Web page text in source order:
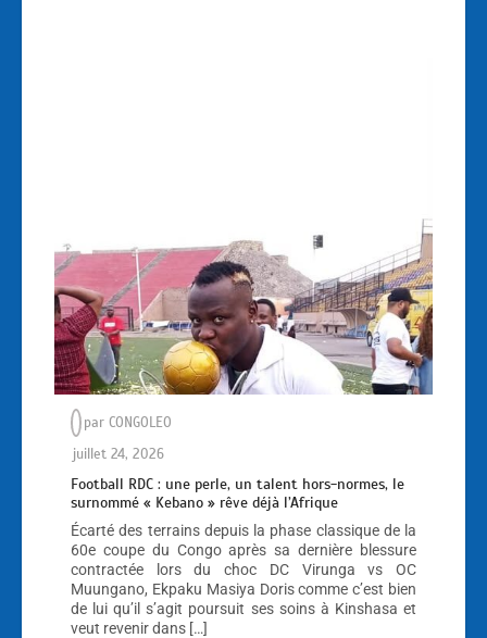
par CONGOLEO
juillet 24, 2026
Football RDC : une perle, un talent hors-normes, le
surnommé « Kebano » rêve déjà l’Afrique
Écarté des terrains depuis la phase classique de la
60e coupe du Congo après sa dernière blessure
contractée lors du choc DC Virunga vs OC
Muungano, Ekpaku Masiya Doris comme c’est bien
de lui qu’il s’agit poursuit ses soins à Kinshasa et
veut revenir dans […]